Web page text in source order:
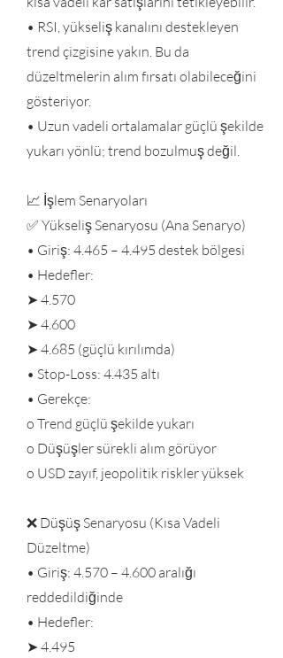
• RSI, yükseliş kanalını destekleyen
trend çizgisine yakın. Bu da
düzeltmelerin alım fırsatı olabileceğini
gösteriyor.
• Uzun vadeli ortalamalar güçlü şekilde
yukarı yönlü; trend bozulmuş değil.
📈 İşlem Senaryoları
✅ Yükseliş Senaryosu (Ana Senaryo)
• Giriş: 4.465 – 4.495 destek bölgesi
• Hedefler:
➤ 4.570
➤ 4.600
➤ 4.685 (güçlü kırılımda)
• Stop-Loss: 4.435 altı
• Gerekçe:
o Trend güçlü şekilde yukarı
o Düşüşler sürekli alım görüyor
o USD zayıf, jeopolitik riskler yüksek
❌ Düşüş Senaryosu (Kısa Vadeli
Düzeltme)
• Giriş: 4.570 – 4.600 aralığı
reddedildiğinde
• Hedefler:
➤ 4.495